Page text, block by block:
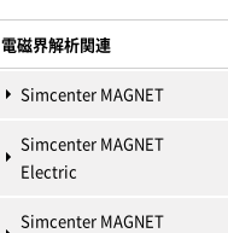
電磁界解析関連
Simcenter MAGNET
Simcenter MAGNET
Electric
Simcenter MAGNET